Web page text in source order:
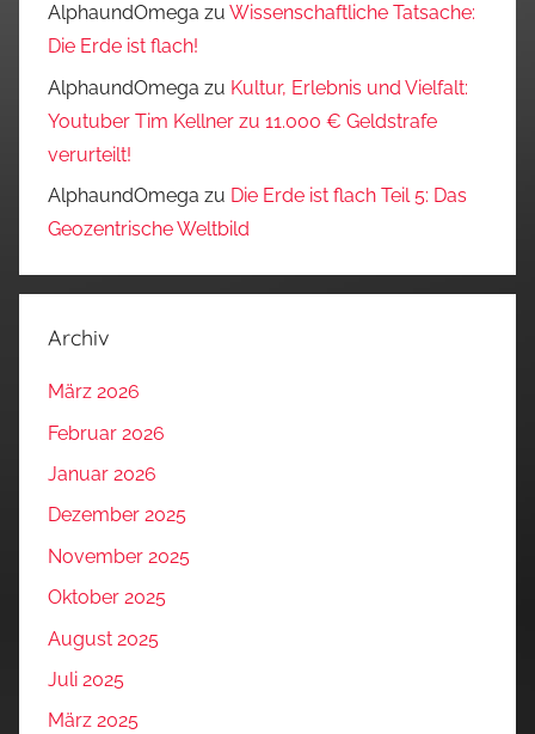
AlphaundOmega zu Wissenschaftliche Tatsache:
Die Erde ist flach!
AlphaundOmega zu Kultur, Erlebnis und Vielfalt:
Youtuber Tim Kellner zu 11.000 € Geldstrafe
verurteilt!
AlphaundOmega zu Die Erde ist flach Teil 5: Das
Geozentrische Weltbild
Archiv
März 2026
Februar 2026
Januar 2026
Dezember 2025
November 2025
Oktober 2025
August 2025
Juli 2025
März 2025